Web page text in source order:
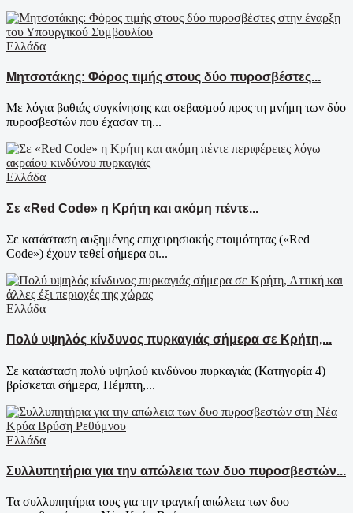
Ελλάδα
Μητσοτάκης: Φόρος τιμής στους δύο πυροσβέστες...
Με λόγια βαθιάς συγκίνησης και σεβασμού προς τη μνήμη των δύο
πυροσβεστών που έχασαν τη...
Ελλάδα
Σε «Red Code» η Κρήτη και ακόμη πέντε...
Σε κατάσταση αυξημένης επιχειρησιακής ετοιμότητας («Red
Code») έχουν τεθεί σήμερα οι...
Ελλάδα
Πολύ υψηλός κίνδυνος πυρκαγιάς σήμερα σε Κρήτη,...
Σε κατάσταση πολύ υψηλού κινδύνου πυρκαγιάς (Κατηγορία 4)
βρίσκεται σήμερα, Πέμπτη,...
Ελλάδα
Συλλυπητήρια για την απώλεια των δυο πυροσβεστών...
Τα συλλυπητήρια τους για την τραγική απώλεια των δυο